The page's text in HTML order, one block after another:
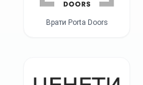
Врати Porta Doors